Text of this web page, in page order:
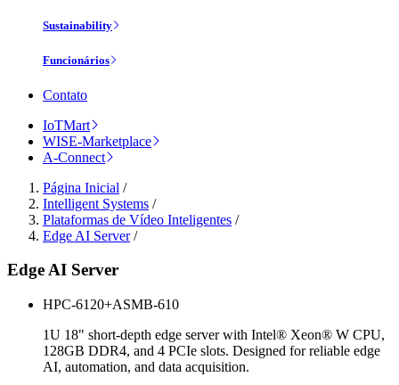
Sustainability
Funcionários
Contato
IoTMart
WISE-Marketplace
A-Connect
Página Inicial /
Intelligent Systems /
Plataformas de Vídeo Inteligentes /
Edge AI Server/
Edge AI Server
HPC-6120+ASMB-610
1U 18" short-depth edge server with Intel® Xeon® W CPU,
128GB DDR4, and 4 PCIe slots. Designed for reliable edge
AI, automation, and data acquisition.